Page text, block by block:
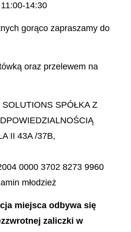
14:30
gorąco zapraszamy do
oraz przelewem na
SPÓŁKA Z
II 43A /37B,
0000 3702 8273 9960
młodzież
miejsca odbywa się
zaliczki w